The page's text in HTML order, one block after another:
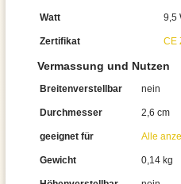
Watt 9,5
Zertifikat CE
Vermassung und Nutzen
Breitenverstellbar nein
Durchmesser 2,6 cm
geeignet für Alle
Gewicht 0,14 kg